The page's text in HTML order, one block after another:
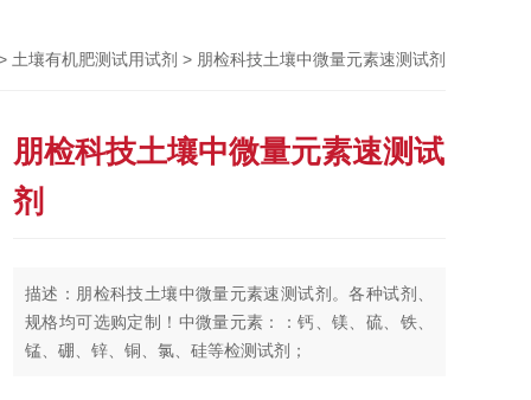
土壤有机肥测试用试剂 > 朋检科技土壤中微量元素速测试剂
朋检科技土壤中微量元素速测试
剂
描述：朋检科技土壤中微量元素速测试剂。各种试剂、
规格均可选购定制！中微量元素：：钙、镁、硫、铁、
锰、硼、锌、铜、氯、硅等检测试剂；